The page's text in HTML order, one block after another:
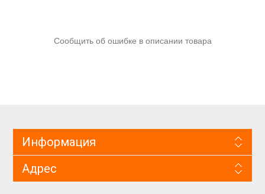
Сообщить об ошибке в описании товара
Информация
Адрес